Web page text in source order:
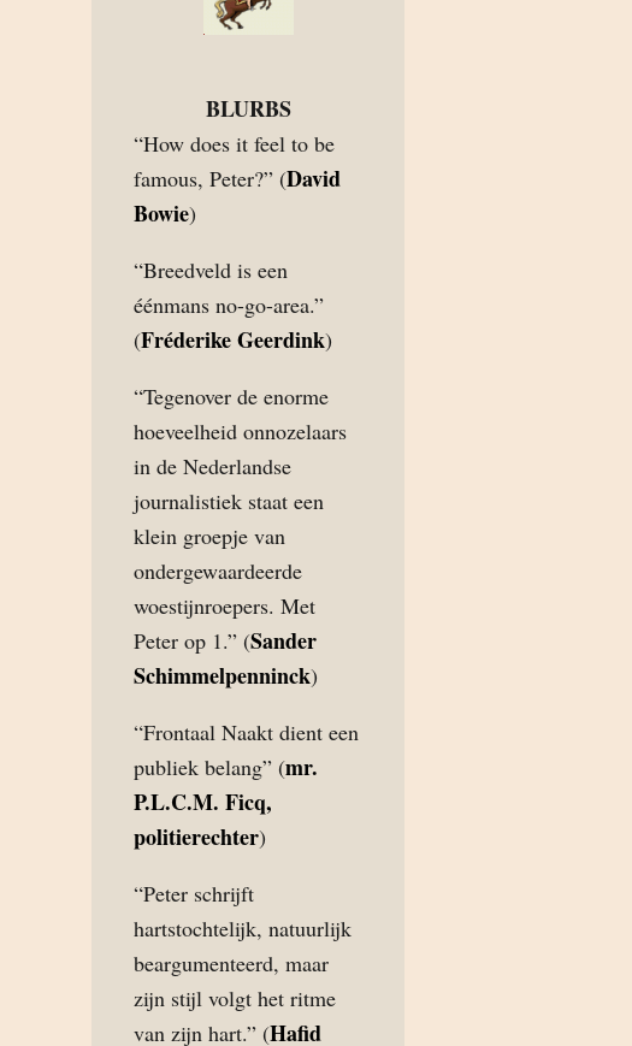
BLURBS
“How does it feel to be
famous, Peter?” (David
Bowie)
“Breedveld is een
éénmans no-go-area.”
(Fréderike Geerdink)
“Tegenover de enorme
hoeveelheid onnozelaars
in de Nederlandse
journalistiek staat een
klein groepje van
ondergewaardeerde
woestijnroepers. Met
Peter op 1.” (Sander
Schimmelpenninck)
“Frontaal Naakt dient een
publiek belang” (mr.
P.L.C.M. Ficq,
politierechter)
“Peter schrijft
hartstochtelijk, natuurlijk
beargumenteerd, maar
zijn stijl volgt het ritme
van zijn hart.” (Hafid